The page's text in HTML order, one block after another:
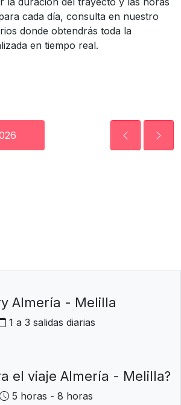
cada día, consulta en nuestro
donde obtendrás toda la
en tiempo real.
Almería - Melilla
1 a 3 salidas diarias
el viaje Almería - Melilla?
5 horas - 8 horas